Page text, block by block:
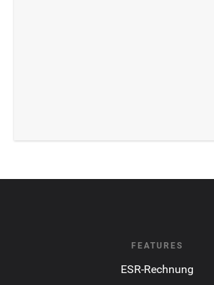
FEATURES
ESR-Rechnung